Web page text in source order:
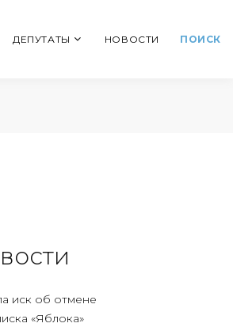
ДЕПУТАТЫ НОВОСТИ ПОИСК
иск об отмене
«Яблока»